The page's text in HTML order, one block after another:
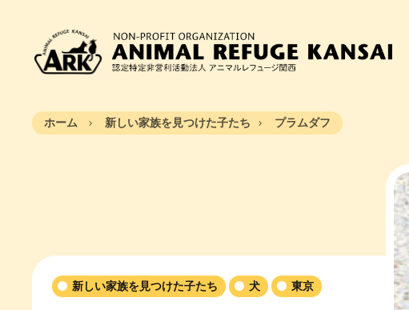
ホーム 新しい家族を見つけた子たち プラムダフ
新しい家族を見つけた子たち 犬 東京